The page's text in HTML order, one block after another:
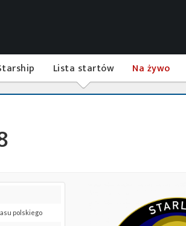
Lista startów Na żywo
polskiego